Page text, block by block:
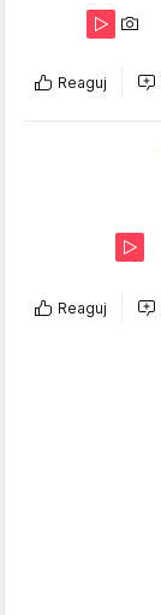
Reaguj
Reaguj